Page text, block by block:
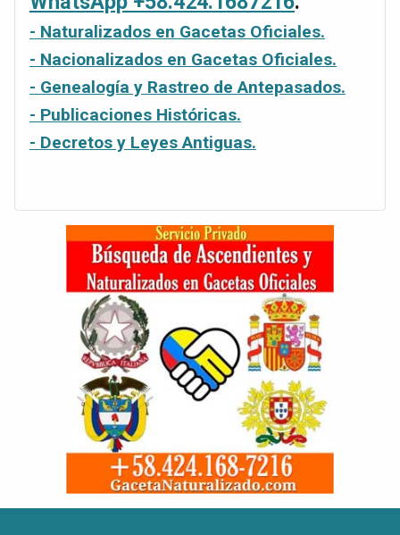
- Naturalizados en Gacetas Oficiales.
- Nacionalizados en Gacetas Oficiales.
- Genealogía y Rastreo de Antepasados.
- Publicaciones Históricas.
- Decretos y Leyes Antiguas.